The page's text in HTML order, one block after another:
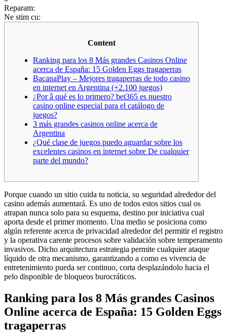
Reparam:
Ne stim cu:
Content
Ranking para los 8 Más grandes Casinos Online
acerca de España: 15 Golden Eggs tragaperras
BacanaPlay – Mejores tragaperras de todo casino
en internet en Argentina (+2.100 juegos)
¿Por â qué es lo primero? bet365 es nuestro
casino online especial para el catálogo de
juegos?
3 más grandes casinos online acerca de
Argentina
¿Qué clase de juegos puedo aguardar sobre los
excelentes casinos en internet sobre De cualquier
parte del mundo?
Porque cuando un sitio cuida tu noticia, su seguridad alrededor del
casino además aumentará. Es uno de todos estos sitios cual os
atrapan nunca solo para su esquema, destino por iniciativa cual
aporta desde el primer momento. Una medio se posiciona como
algún referente acerca de privacidad alrededor del permitir el registro
y la operativa carente procesos sobre validación sobre temperamento
invasivos. Dicho arquitectura estrategia permite cualquier ataque
líquido de otra mecanismo, garantizando a como es vivencia de
entretenimiento pueda ser continuo, corta desplazándolo hacia el
pelo disponible de bloqueos burocráticos.
Ranking para los 8 Más grandes Casinos
Online acerca de España: 15 Golden Eggs
tragaperras